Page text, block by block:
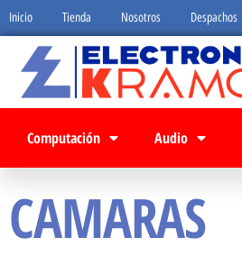
Inicio Tienda Nosotros Despachos
Computación Audio
CAMARAS